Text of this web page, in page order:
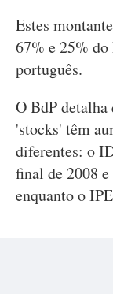
Estes
67% e 25%
português.
O BdP detalha
'stocks' têm
diferentes: o
final de 2008
enquanto o